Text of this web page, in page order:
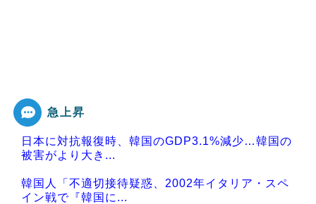
急上昇
日本に対抗報復時、韓国のGDP3.1%減少…韓国の
被害がより大き...
韓国人「不適切接待疑惑、2002年イタリア・スペ
イン戦で『韓国に...